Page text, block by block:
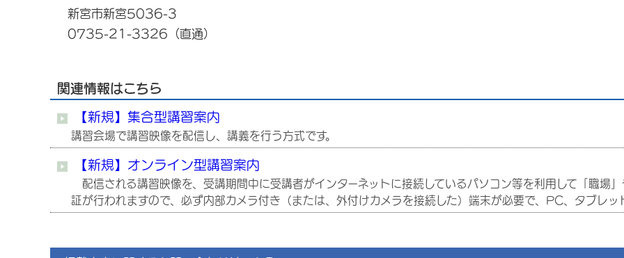
新宮市新宮5036-3
0735-21-3326（直通）
関連情報はこちら
【新規】集合型講習案内
講習会場で講習映像を配信し、講義を行う方式です。
【新規】オンライン型講習案内
配信される講習映像を、受講期間中に受講者がインターネットに接続しているパソコン等を利用して「職場
証が行われますので、必ず内部カメラ付き（または、外付けカメラを接続した）端末が必要で、PC、タブレッ